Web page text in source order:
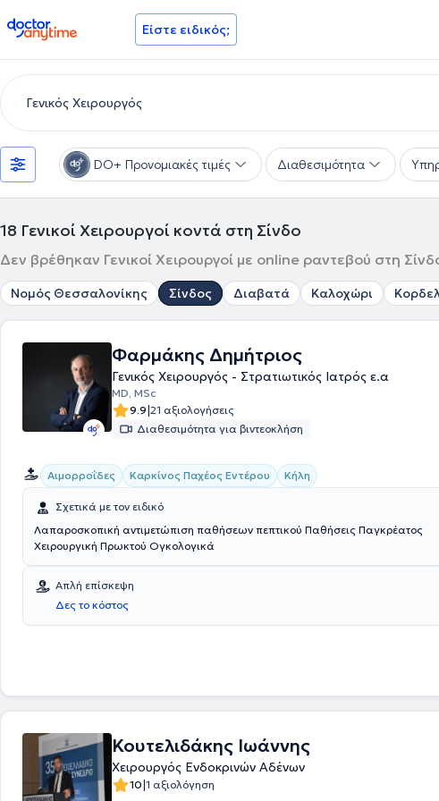
doctoranytime Είστε ειδικός;
DO+ Προνομιακές τιμές Διαθεσιμότητα
18 Γενικοί Χειρουργοί κοντά στη Σίνδο
Δεν βρέθηκαν Γενικοί Χειρουργοί με online ραντεβού στη
Νομός Θεσσαλονίκης Σίνδος Διαβατά Καλοχώρι
Φαρμάκης Δημήτριος
Γενικός Χειρουργός - Στρατιωτικός Ιατρός ε.α
MD, MSc
9.9|21 αξιολογήσεις
Διαθεσιμότητα για βιντεοκλήση
Αιμορροΐδες Καρκίνος Παχέος Εντέρου Κήλη
Σχετικά με τον ειδικό
Λαπαροσκοπική αντιμετώπιση παθήσεων πεπτικού Παθήσεις Παγκρέατος
Χειρουργική Πρωκτού Ογκολογικά
Απλή επίσκεψη
Δες το κόστος
Κουτελιδάκης Ιωάννης
Χειρουργός Ενδοκρινών Αδένων
10|1 αξιολόγηση